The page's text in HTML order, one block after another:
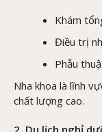
Khám
Điều trị
Phẫu
Nha khoa là lĩnh
chất lượng cao.
2. Du lịch nghỉ